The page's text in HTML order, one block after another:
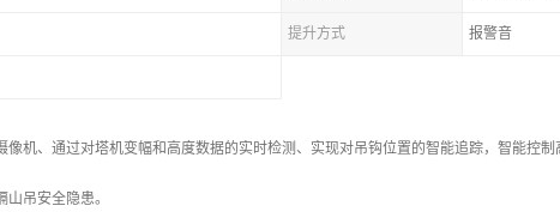
提升方式 报警音
机、通过对塔机变幅和高度数据的实时检测、实现对吊钩位置的智能追踪，智能控
吊安全隐患。